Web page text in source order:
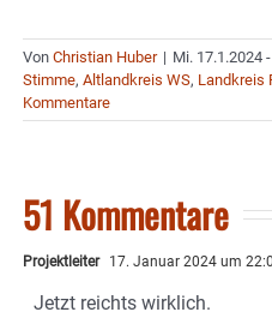
Von Christian Huber | Mi. 17.1.2024
Stimme, Altlandkreis WS, Landkreis
Kommentare
51 Kommentare
Projektleiter 17. Januar 2024 um
Jetzt reichts wirklich.